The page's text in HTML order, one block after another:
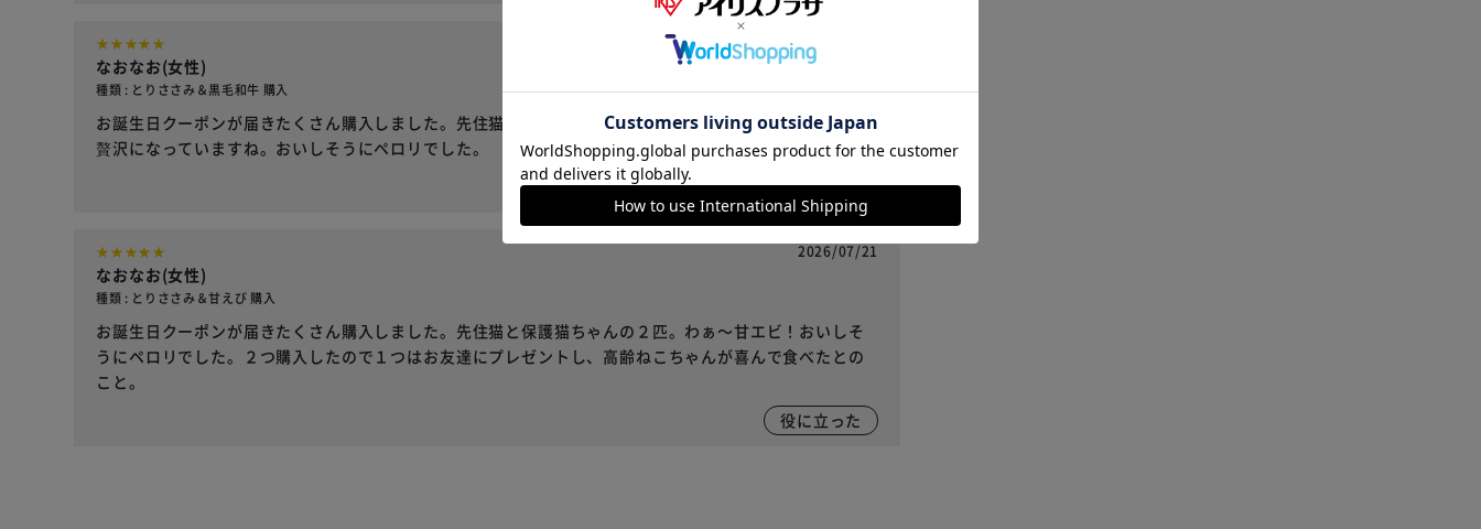
2026/07/21
なおなお(女性)
種類 : とりささみ＆黒毛和牛 購入
お誕生日クーポンが届きたくさん購入しました。先住猫と保護猫ちゃんの２匹。猫のおやつも黒毛和牛と
贅沢になっていますね。おいしそうにペロリでした。
役に立った
2026/07/21
なおなお(女性)
種類 : とりささみ＆甘えび 購入
お誕生日クーポンが届きたくさん購入しました。先住猫と保護猫ちゃんの２匹。わぁ～甘エビ！おいしそ
うにペロリでした。２つ購入したので１つはお友達にプレゼントし、高齢ねこちゃんが喜んで食べたとの
こと。
役に立った
※ご確認ください